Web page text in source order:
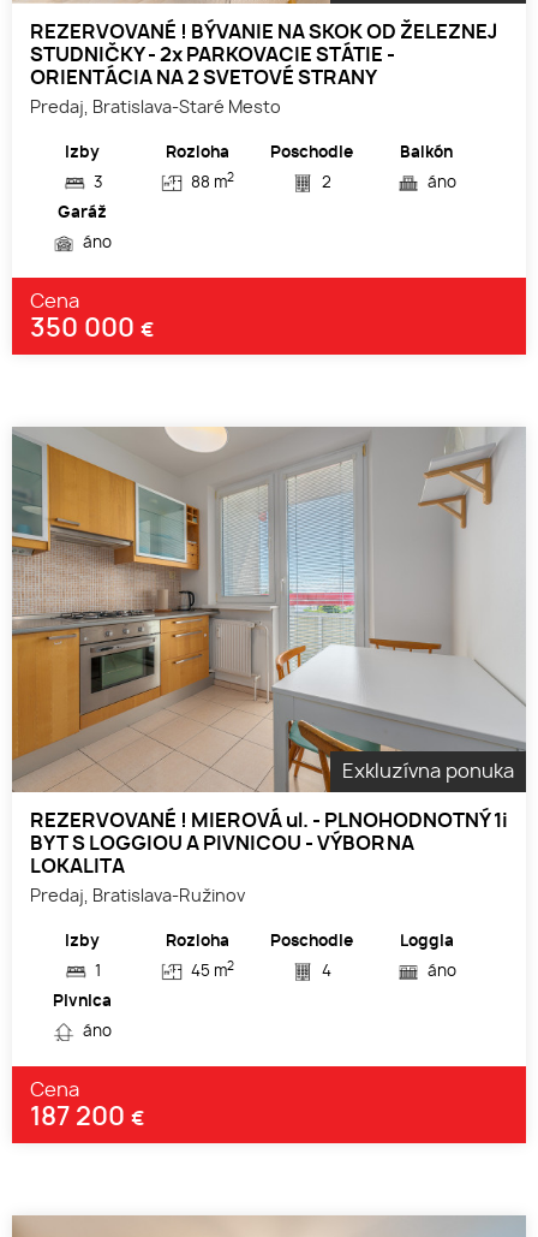
REZERVOVANÉ ! BÝVANIE NA SKOK OD ŽELEZNEJ
STUDNIČKY - 2x PARKOVACIE STÁTIE -
ORIENTÁCIA NA 2 SVETOVÉ STRANY
Predaj, Bratislava-Staré Mesto
Izby
3
Rozloha
88 m2
Poschodie
2
Balkón
áno
Garáž
áno
Cena
350 000 €
Exkluzívna ponuka
REZERVOVANÉ ! MIEROVÁ ul. - PLNOHODNOTNÝ 1i
BYT S LOGGIOU A PIVNICOU - VÝBORNA
LOKALITA
Predaj, Bratislava-Ružinov
Izby
1
Rozloha
45 m2
Poschodie
4
Loggia
áno
Pivnica
áno
Cena
187 200 €